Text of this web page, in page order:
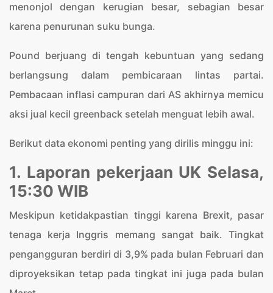
menonjol dengan kerugian besar, sebagian besar
karena penurunan suku bunga.
Pound berjuang di tengah kebuntuan yang sedang
berlangsung dalam pembicaraan lintas partai.
Pembacaan inflasi campuran dari AS akhirnya memicu
aksi jual kecil greenback setelah menguat lebih awal.
Berikut data ekonomi penting yang dirilis minggu ini:
1. Laporan pekerjaan UK Selasa,
15:30 WIB
Meskipun ketidakpastian tinggi karena Brexit, pasar
tenaga kerja Inggris memang sangat baik. Tingkat
pengangguran berdiri di 3,9% pada bulan Februari dan
diproyeksikan tetap pada tingkat ini juga pada bulan